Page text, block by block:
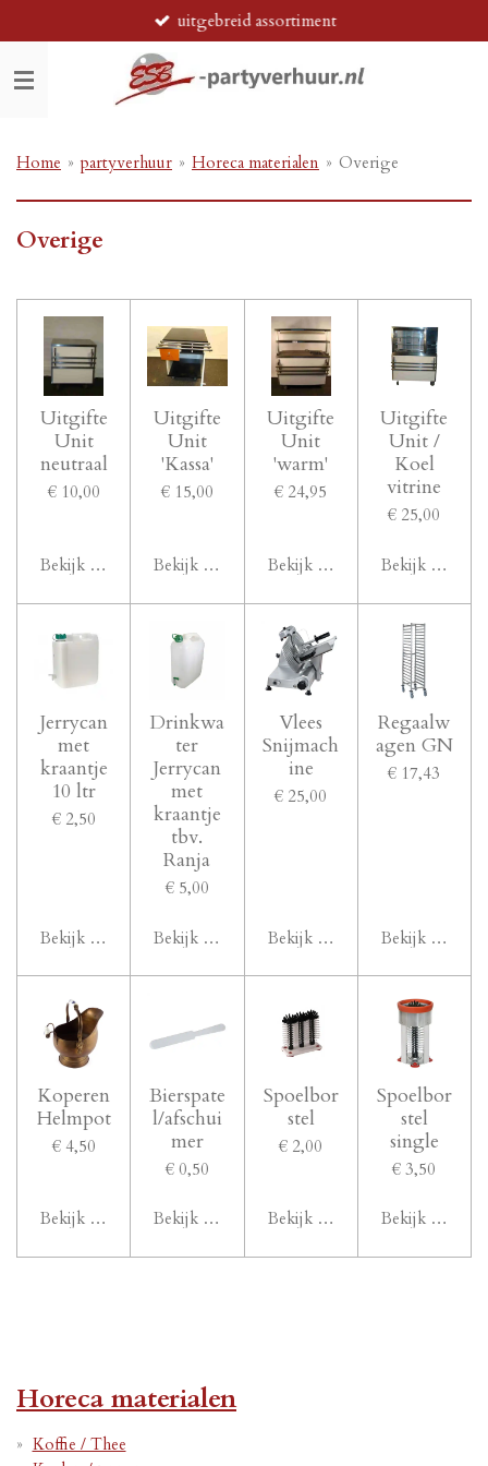
direct
naar
de
uitgebreid assortiment
Home » partyverhuur » Horeca materialen » Overige
Overige
Uitgifte
Unit
neutraal
€ 10,00
Bekijk details
Uitgifte
Unit
'Kassa'
€ 15,00
Bekijk details
Uitgifte
Unit
'warm'
€ 24,95
Bekijk details
Uitgifte
Unit /
Koel
vitrine
€ 25,00
Bekijk details
Jerrycan
met
kraantje
10 ltr
€ 2,50
Bekijk details
Drinkwa
ter
Jerrycan
met
kraantje
tbv.
Ranja
€ 5,00
Bekijk details
Vlees
Snijmach
ine
€ 25,00
Bekijk details
Regaalw
agen GN
€ 17,43
Bekijk details
Koperen
Helmpot
€ 4,50
Bekijk details
Bierspate
l/afschui
mer
€ 0,50
Bekijk details
Spoelbor
stel
€ 2,00
Bekijk details
Spoelbor
stel
single
€ 3,50
Bekijk details
Horeca materialen
Koffie / Thee